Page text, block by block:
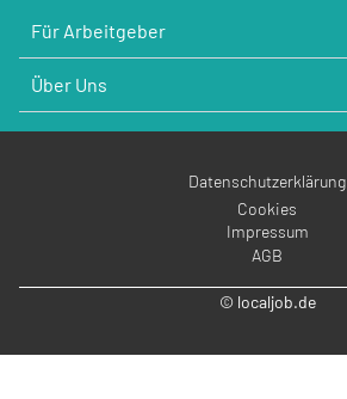
Für Arbeitgeber
Über Uns
Datenschutzerklärung
Cookies
Impressum
AGB
© localjob.de